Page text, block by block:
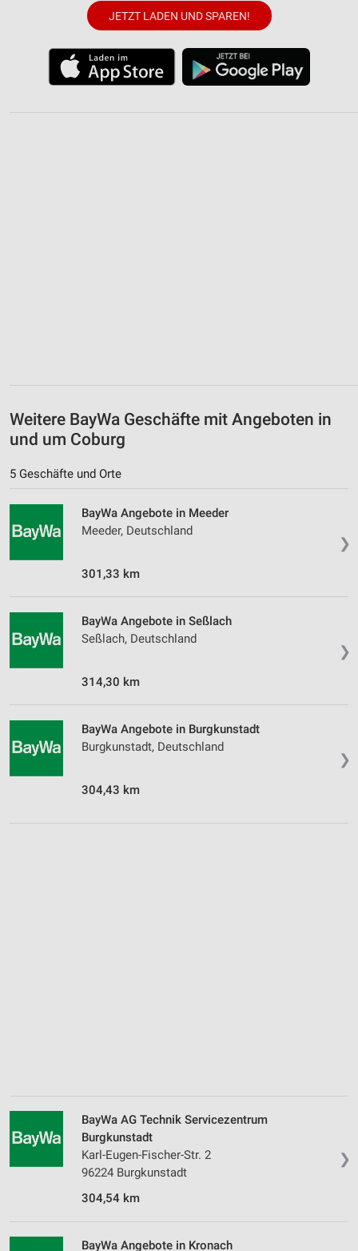
JETZT LADEN UND SPAREN!
Weitere BayWa Geschäfte mit Angeboten in
und um Coburg
5 Geschäfte und Orte
❯
BayWa Angebote in Meeder
Meeder, Deutschland
301,33 km
❯
BayWa Angebote in Seßlach
Seßlach, Deutschland
314,30 km
❯
BayWa Angebote in Burgkunstadt
Burgkunstadt, Deutschland
304,43 km
❯
BayWa AG Technik Servicezentrum
Burgkunstadt
Karl-Eugen-Fischer-Str. 2
96224 Burgkunstadt
304,54 km
BayWa Angebote in Kronach